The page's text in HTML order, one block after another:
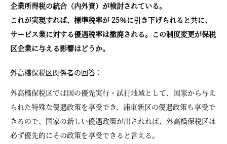
企業所得税の統合（内外資）が検討されている。
これが実現すれば、標準税率が 25％に引き下げられると共に、
サービス業に対する優遇税率は撤廃される。この制度変更が保税
区企業に与える影響はどうか。
外高橋保税区関係者の回答：
外高橋保税区では国の優先実行・試行地域として、国家から与え
られた特殊な優遇政策を享受でき、浦東新区の優遇政策も享受で
きるので、国家の新しい優遇政策が出されれば、外高橋保税区は
必ず優先的にその政策を享受できると言える。